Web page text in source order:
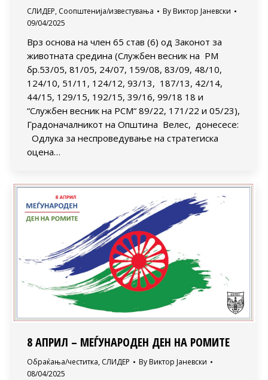
СЛИДЕР, Соопштенија/известувања By Виктор Јаневски
09/04/2025
Врз основа на член 65 став (6) од Законот за
животната средина (Службен весник на РМ
бр.53/05, 81/05, 24/07, 159/08, 83/09, 48/10,
124/10, 51/11, 124/12, 93/13, 187/13, 42/14,
44/15, 129/15, 192/15, 39/16, 99/18 18 и
“Службен весник на РСМ“ 89/22, 171/22 и 05/23),
Градоначалникот на Општина Велес, донесесе:
Одлука за неспроведување на стратегиска
оцена…
8 АПРИЛ – МЕЃУНАРОДЕН ДЕН НА РОМИТЕ
Обраќања/честитка, СЛИДЕР By Виктор Јаневски
08/04/2025